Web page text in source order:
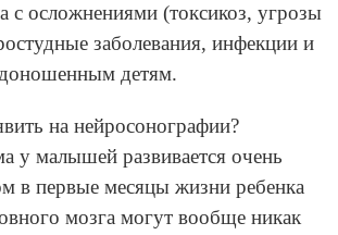
с осложнениями (токсикоз, угрозы
заболевания, инфекции и
детям.
на нейросонографии?
у малышей развивается очень
в первые месяцы жизни ребенка
мозга могут вообще никак